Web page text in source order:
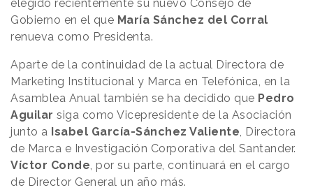
elegido recientemente su nuevo Consejo de
Gobierno en el que María Sánchez del Corral
renueva como Presidenta.
Aparte de la continuidad de la actual Directora de
Marketing Institucional y Marca en Telefónica, en la
Asamblea Anual también se ha decidido que Pedro
Aguilar siga como Vicepresidente de la Asociación
junto a Isabel García-Sánchez Valiente, Directora
de Marca e Investigación Corporativa del Santander.
Víctor Conde, por su parte, continuará en el cargo
de Director General un año más.